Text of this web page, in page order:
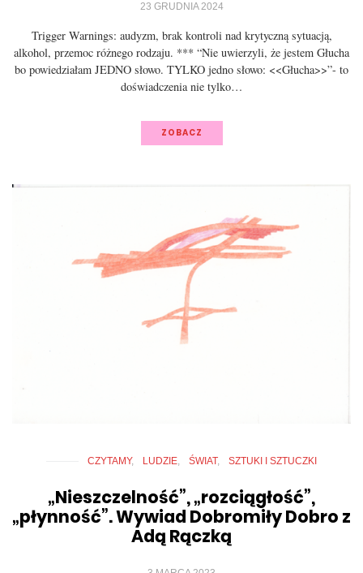
23 GRUDNIA 2024
Trigger Warnings: audyzm, brak kontroli nad krytyczną sytuacją,
alkohol, przemoc różnego rodzaju. *** “Nie uwierzyli, że jestem Głucha
bo powiedziałam JEDNO słowo. TYLKO jedno słowo: <<Głucha>>”- to
doświadczenia nie tylko…
ZOBACZ
CZYTAMY LUDZIE ŚWIAT SZTUKI I SZTUCZKI
„Nieszczelność”, „rozciągłość”,
„płynność”. Wywiad Dobromiły Dobro z
Adą Rączką